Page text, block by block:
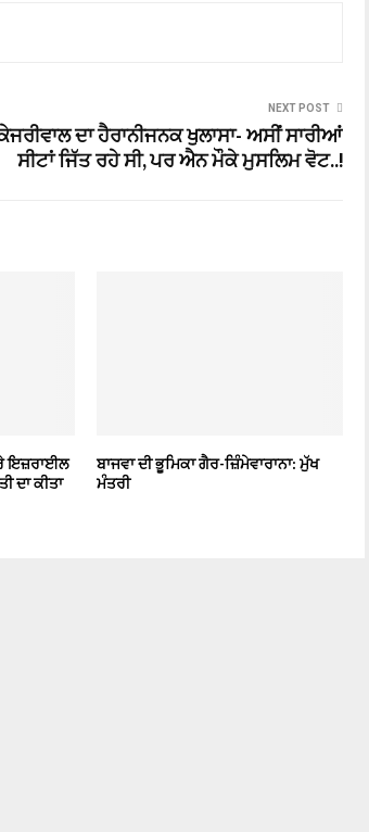
NEXT POST
ਦਾ ਹੈਰਾਨੀਜਨਕ ਖੁਲਾਸਾ- ਅਸੀਂ ਸਾਰੀਆਂ
ਸੀਟਾਂ ਜਿੱਤ ਰਹੇ ਸੀ, ਪਰ ਐਨ ਮੌਕੇ ਮੁਸਲਿਮ ਵੋਟ..!
ਇਜ਼ਰਾਈਲ
ਦਾ ਕੀਤਾ
ਬਾਜਵਾ ਦੀ ਭੂਮਿਕਾ ਗੈਰ-ਜ਼ਿੰਮੇਵਾਰਾਨਾ: ਮੁੱਖ
ਮੰਤਰੀ